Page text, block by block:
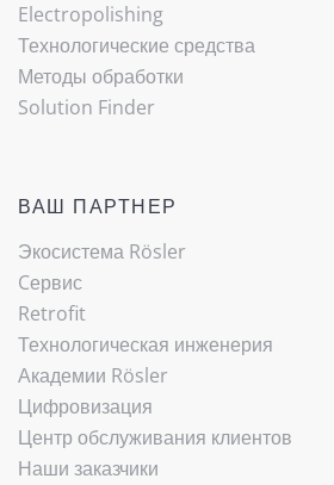
Electropolishing
Технологические средства
Методы обработки
Solution Finder
ВАШ ПАРТНЕР
Экосистема Rösler
Cервис
Retrofit
Технологическая инженерия
Академии Rösler
Цифровизация
Центр обслуживания клиентов
Наши заказчики